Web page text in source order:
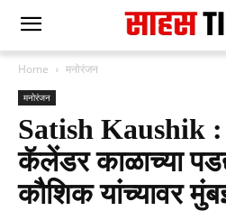
Home मनोरंजन
मनोरंजन
Satish Kaushik :
कॅलेंडर काळाच्या
कौशिक यांच्यावर